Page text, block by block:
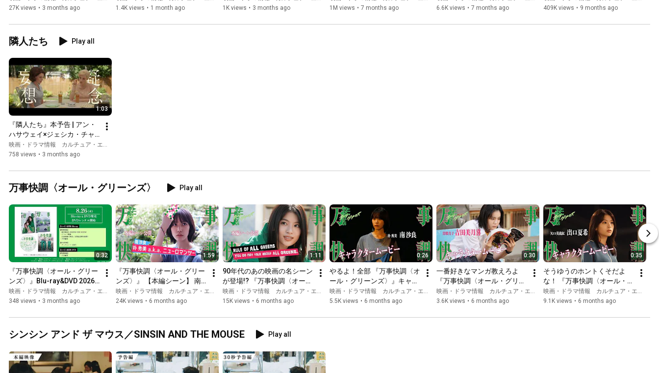
配給：カルチュア・パブリッシャーズ
27K views • 3 months ago
の出逢い～
1.4K views • 1 month ago
1K views • 3 months ago
1M views • 7 months ago
6.6K views • 7 months ago
な青春が始まる！
409K views • 9 months ago
隣人たち Play all
1:03
『隣人たち』本予告 | アン・
ハサウェイ×ジェシカ・チャ
ステイン！7月24日全国順次
公開
映画・ドラマ情報 カルチュア・エンタテインメント
758 views • 3 months ago
万事快調〈オール・グリーンズ〉 Play all
0:32
『万事快調〈オール・グリー
ンズ〉』Blu-ray&DVD 2026
年8月26日(水) 発売決定！
映画・ドラマ情報 カルチュア・エンタテインメント
348 views • 3 months ago
1:59
『万事快調〈オール・グリー
ンズ〉』 【本編シーン】 南
沙良（朴秀美）鬱屈とした思
いをラップにぶつけるシーン
映画・ドラマ情報 カルチュア・エンタテインメント
24K views • 6 months ago
1:11
90年代のあの映画の名シーン
が登場!? 『万事快調〈オー
ル・グリーンズ〉』 [本編シ
ーン」 学校の屋上で決起集会
映画・ドラマ情報 カルチュア・エンタテインメント
15K views • 6 months ago
0:26
やるよ！全部 『万事快調〈オ
ール・グリーンズ〉』キャラ
クタームービー[朴秀美：南沙
良]
映画・ドラマ情報 カルチュア・エンタテインメント
5.5K views • 6 months ago
0:30
一番好きなマンガ教えろよ
『万事快調〈オール・グリー
ンズ〉』キャラクタームービ
ー[岩隈真子：吉田美月喜]
映画・ドラマ情報 カルチュア・エンタテインメント
3.6K views • 6 months ago
0:35
そうゆうのホントくそだよ
な！ 『万事快調〈オール・グ
リーンズ〉』キャラクターム
ービー[矢口美流紅：出口夏
映画・ドラマ情報 カルチュア・エンタテインメント
9.1K views • 6 months ago
シンシン アンド ザ マウス／SINSIN AND THE MOUSE Play all